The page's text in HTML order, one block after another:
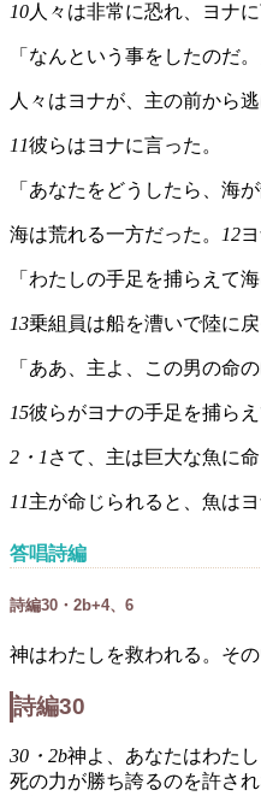
10人々は非常に恐れ、ヨナに
「なんという事をしたのだ。
人々はヨナが、主の前から
11彼らはヨナに言った。
「あなたをどうしたら、海
海は荒れる一方だった。 12
「わたしの手足を捕らえて
13乗組員は船を漕いで陸に
「ああ、主よ、この男の命
15彼らがヨナの手足を捕ら
2・1 さて、主は巨大な魚に
11主が命じられると、魚は
答唱詩編
詩編30・2b+4、6
神はわたしを救われる。そ
詩編30
30・2b神よ、あなたはわたし
死の力が勝ち誇るのを許され